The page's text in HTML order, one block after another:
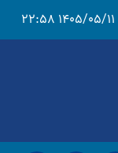
1405/05/11 22:58